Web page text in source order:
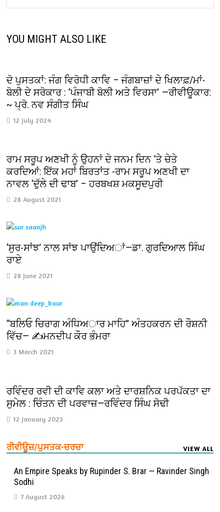
YOU MIGHT ALSO LIKE
ਦੋ ਪੁਸਤਕਾਂ: ਜੰਗ ਵਿਰੋਧੀ ਕਾਵਿ – ਜੰਗਬਾਜ਼ਾਂ ਦੇ ਖਿਲਾਫ਼/ਮਾਂ-
ਬੋਲੀ ਦੇ ਸਰੋਕਾਰ : ‘ਪੰਜਾਬੀ ਬੋਲੀ ਅਤੇ ਵਿਰਸਾ’ —ਰੀਵੀਊਕਾਰ:
~ ਪ੍ਰੋ. ਨਵ ਸੰਗੀਤ ਸਿੰਘ
12 July 2024
ਰਾਮ ਸਰੂਪ ਅਣਖੀ ਨੂੰ ਉਹਨਾਂ ਦੇ ਜਨਮ ਦਿਨ ‘ਤੇ ਚੇਤੇ
ਕਰਦਿਆਂ: ਇੱਕ ਮਹਾਂ ਬਿਰਤਾਂਤ -ਰਾਮ ਸਰੂਪ ਅਣਖੀ ਦਾ
ਨਾਵਲ ‘ਦੁੱਲੇ ਦੀ ਢਾਬ’ – ਹਰਬਖਸ਼ ਮਕਸੂਦਪੁਰੀ
28 August 2021
‘ਸੁਰ-ਸਾਂਝ’ ਨਾਲ ਸਾਂਝ ਪਾਉਂਦਿਅਾਂ—ਡਾ. ਗੁਰਦਿਆਲ ਸਿੰਘ
ਰਾਏ
28 June 2021
“ਬਲਿਓ ਚਿਰਾਗ ਅੰਧਿਅਾਰ ਮਾਹਿ” ਅੰਤਹਕਰਨ ਦੀ ਰੌਸ਼ਨੀ
ਵਿੱਚ— ✍️ਮਨਦੀਪ ਕੌਰ ਭੰਮਰਾ
3 March 2021
ਰਵਿੰਦਰ ਰਵੀ ਦੀ ਕਾਵਿ ਕਲਾ ਅਤੇ ਦਾਰਸ਼ਨਿਕ ਪਰਪੱਕਤਾ ਦਾ
ਸੁਮੇਲ : ਚਿੰਤਨ ਦੀ ਪਰਵਾਜ਼—ਰਵਿੰਦਰ ਸਿੰਘ ਸੋਢੀ
12 January 2023
ਰੀਵੀਊਜ਼/ਪੁਸਤਕ-ਚਰਚਾ VIEW ALL
An Empire Speaks by Rupinder S. Brar — Ravinder Singh
Sodhi
7 August 2026